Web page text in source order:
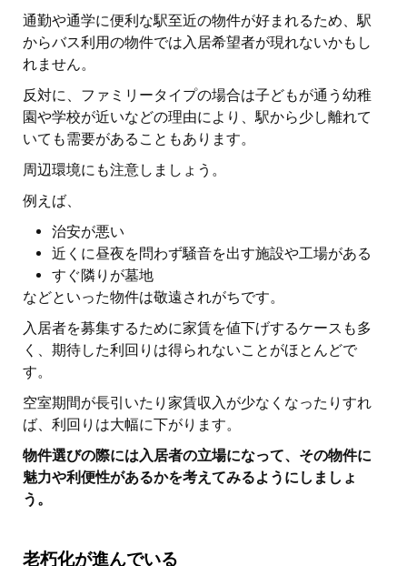
通勤や通学に便利な駅至近の物件が好まれるため、駅
からバス利用の物件では入居希望者が現れないかもし
れません。
反対に、ファミリータイプの場合は子どもが通う幼稚
園や学校が近いなどの理由により、駅から少し離れて
いても需要があることもあります。
周辺環境にも注意しましょう。
例えば、
治安が悪い
近くに昼夜を問わず騒音を出す施設や工場がある
すぐ隣りが墓地
などといった物件は敬遠されがちです。
入居者を募集するために家賃を値下げするケースも多
く、期待した利回りは得られないことがほとんどで
す。
空室期間が長引いたり家賃収入が少なくなったりすれ
ば、利回りは大幅に下がります。
物件選びの際には入居者の立場になって、その物件に
魅力や利便性があるかを考えてみるようにしましょ
う。
老朽化が進んでいる